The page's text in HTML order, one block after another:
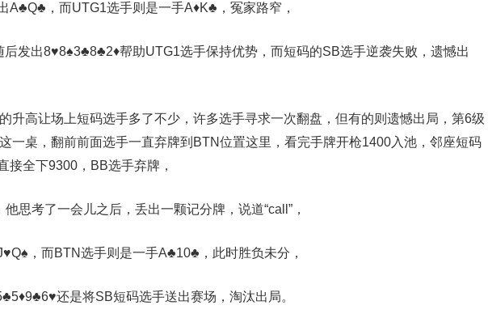
A♣️Q♣️，而UTG1选手则是一手A♦️K♣️，冤家路窄，
后发出8♥️8♠️3♣️8♣️2♦️帮助UTG1选手保持优势，而短码的SB选手逆袭失败，遗憾出
升高让场上短码选手多了不少，许多选手寻求一次翻盘，但有的则遗憾出局，第6级
一桌，翻前前面选手一直弃牌到BTN位置这里，看完手牌开枪1400入池，邻座短码
接全下9300，BB选手弃牌，
思考了一会儿之后，丢出一颗记分牌，说道“call”，
，而BTN选手则是一手A♣️10♣️，此时胜负未分，
还是将SB短码选手送出赛场，淘汰出局。